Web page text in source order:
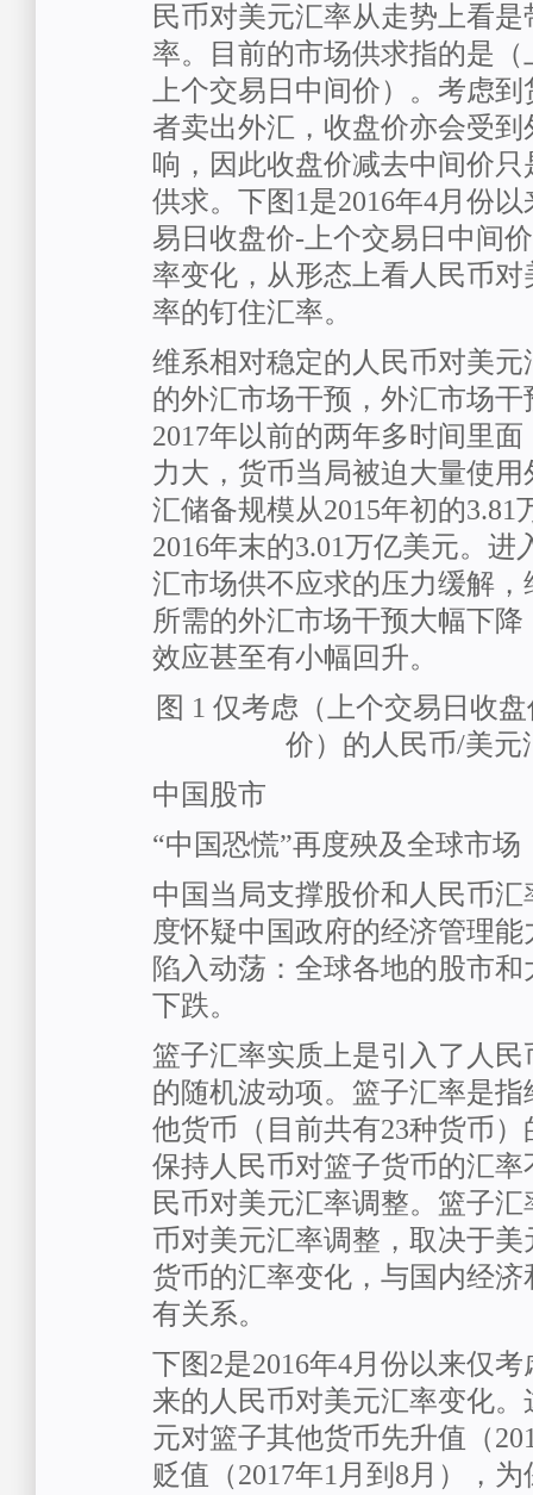
民币对美元汇率从走势上看
率。目前的市场供求指的是
上个交易日中间价）。考虑
者卖出外汇，收盘价亦会受
响，因此收盘价减去中间价
供求。下图1是2016年4月份
易日收盘价-上个交易日中间
率变化，从形态上看人民币
率的钉住汇率。
维系相对稳定的人民币对美
的外汇市场干预，外汇市场
2017年以前的两年多时间里
力大，货币当局被迫大量使
汇储备规模从2015年初的3.81
2016年末的3.01万亿美元。进
汇市场供不应求的压力缓解
所需的外汇市场干预大幅下
效应甚至有小幅回升。
图 1 仅考虑（上个交易日收
价）的人民币/美元
中国股市
“中国恐慌”再度殃及全球市场
中国当局支撑股价和人民币
度怀疑中国政府的经济管理
陷入动荡：全球各地的股市
下跌。
篮子汇率实质上是引入了人
的随机波动项。篮子汇率是
他货币（目前共有23种货币
保持人民币对篮子货币的汇
民币对美元汇率调整。篮子
币对美元汇率调整，取决于
货币的汇率变化，与国内经
有关系。
下图2是2016年4月份以来仅
来的人民币对美元汇率变化
元对篮子其他货币先升值（
贬值（2017年1月到8月），